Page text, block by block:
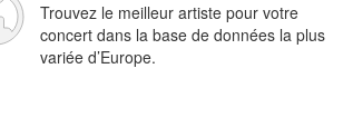
Trouvez le meilleur artiste pour votre
concert dans la base de données la plus
variée d’Europe.